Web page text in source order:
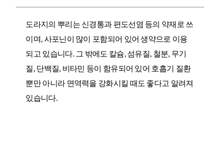
도라지의 뿌리는 신경통과 편도선염 등의 약재로 쓰
이며, 사포닌이 많이 포함되어 있어 생약으로 이용
되고 있습니다. 그 밖에도 칼슘, 섬유질, 철분, 무기
질, 단백질, 비타민 등이 함유되어 있어 호흡기 질환
뿐만 아니라 면역력을 강화시킬 때도 좋다고 알려져
있습니다.